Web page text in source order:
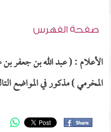
صفحة الفهرس
الأعلام : ( عبد الله بن جعفر
المخرمي ) مذكور في المواضع